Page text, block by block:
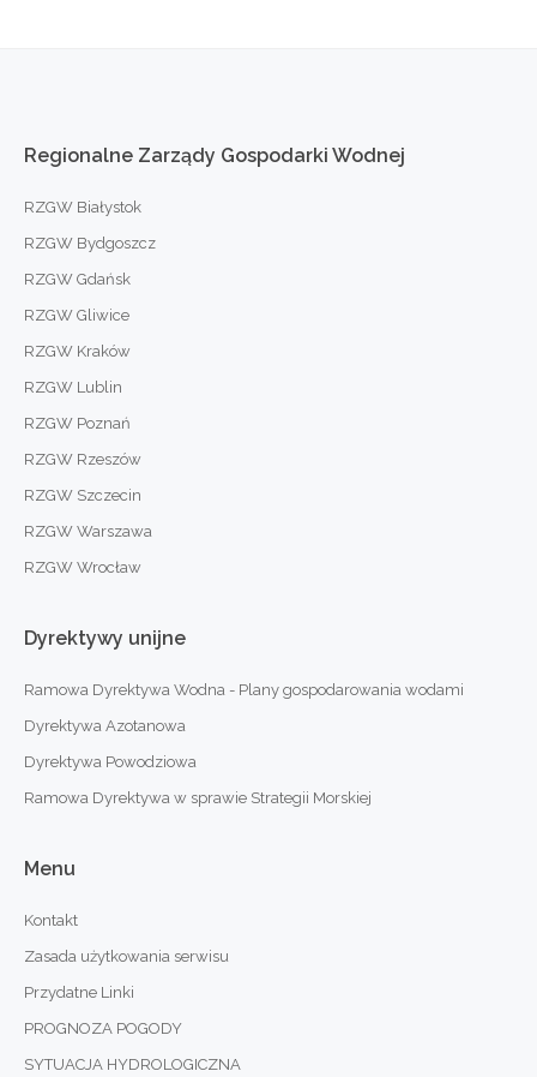
Regionalne Zarządy Gospodarki Wodnej
RZGW Białystok
RZGW Bydgoszcz
RZGW Gdańsk
RZGW Gliwice
RZGW Kraków
RZGW Lublin
RZGW Poznań
RZGW Rzeszów
RZGW Szczecin
RZGW Warszawa
RZGW Wrocław
Dyrektywy unijne
Ramowa Dyrektywa Wodna - Plany gospodarowania wodami
Dyrektywa Azotanowa
Dyrektywa Powodziowa
Ramowa Dyrektywa w sprawie Strategii Morskiej
Menu
Kontakt
Zasada użytkowania serwisu
Przydatne Linki
PROGNOZA POGODY
SYTUACJA HYDROLOGICZNA